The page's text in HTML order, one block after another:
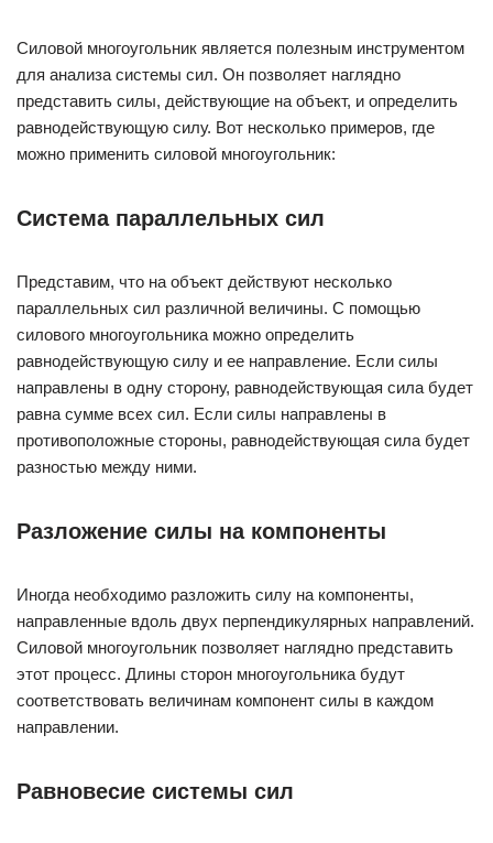
Силовой многоугольник является полезным инструментом
для анализа системы сил. Он позволяет наглядно
представить силы, действующие на объект, и определить
равнодействующую силу. Вот несколько примеров, где
можно применить силовой многоугольник:
Система параллельных сил
Представим, что на объект действуют несколько
параллельных сил различной величины. С помощью
силового многоугольника можно определить
равнодействующую силу и ее направление. Если силы
направлены в одну сторону, равнодействующая сила будет
равна сумме всех сил. Если силы направлены в
противоположные стороны, равнодействующая сила будет
разностью между ними.
Разложение силы на компоненты
Иногда необходимо разложить силу на компоненты,
направленные вдоль двух перпендикулярных направлений.
Силовой многоугольник позволяет наглядно представить
этот процесс. Длины сторон многоугольника будут
соответствовать величинам компонент силы в каждом
направлении.
Равновесие системы сил